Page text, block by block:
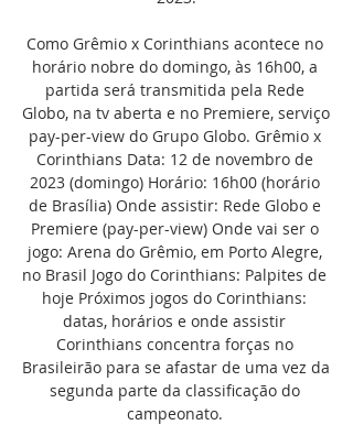
Como Grêmio x Corinthians acontece no
horário nobre do domingo, às 16h00, a
partida será transmitida pela Rede
Globo, na tv aberta e no Premiere, serviço
pay-per-view do Grupo Globo. Grêmio x
Corinthians Data: 12 de novembro de
2023 (domingo) Horário: 16h00 (horário
de Brasília) Onde assistir: Rede Globo e
Premiere (pay-per-view) Onde vai ser o
jogo: Arena do Grêmio, em Porto Alegre,
no Brasil Jogo do Corinthians: Palpites de
hoje Próximos jogos do Corinthians:
datas, horários e onde assistir
Corinthians concentra forças no
Brasileirão para se afastar de uma vez da
segunda parte da classificação do
campeonato.